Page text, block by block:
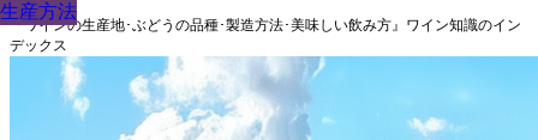
『ワインの生産地･ぶどうの品種･製造方法･美味しい飲み方』ワイン知識のイン
デックス
生産方法
生産方法
生産方法
生産方法
生産方法
生産方法
生産方法
生産方法
生産方法